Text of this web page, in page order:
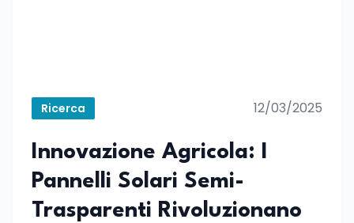
Ricerca 12/03/2025
Innovazione Agricola: I
Pannelli Solari Semi-
Trasparenti Rivoluzionano